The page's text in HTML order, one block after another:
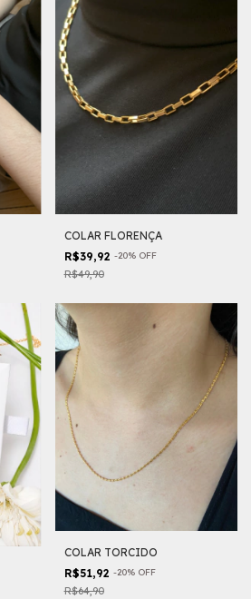
COLAR FLORENÇA
R$39,92 -20% OFF
R$49,90
COLAR TORCIDO
R$51,92 -20% OFF
R$64,90